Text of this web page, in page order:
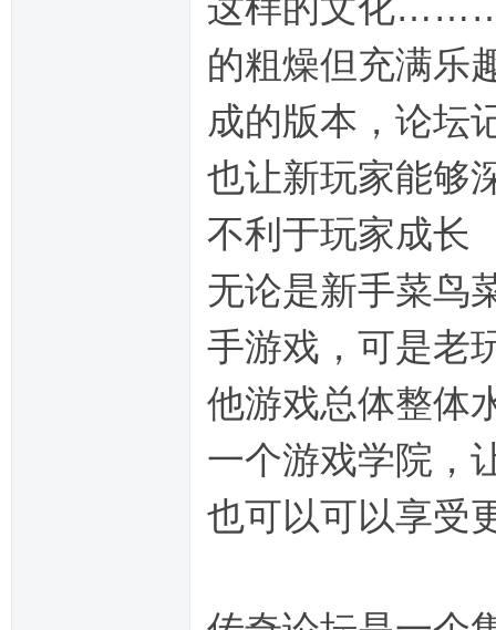
的粗燥但充满乐
成的版本，论坛
也让新玩家能够
不利于玩家成长
无论是新手菜鸟
手游戏，可是老
他游戏总体整体
一个游戏学院，
也可以可以享受